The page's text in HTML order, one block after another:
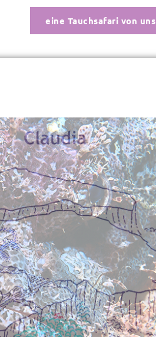
eine Tauchsafari von uns